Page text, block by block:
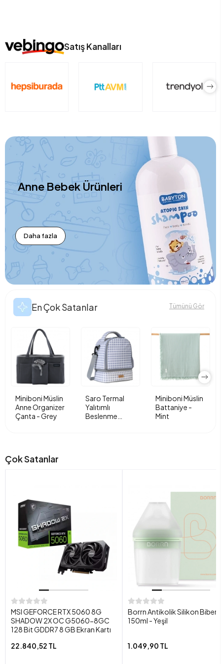
Satış Kanalları
Anne Bebek Ürünleri
Daha fazla
En Çok Satanlar Tümünü Gör
Miniboni Müslin
Anne Organizer
Çanta - Grey
Saro Termal
Yalıtımlı
Beslenme
Miniboni Müslin
Battaniye -
Mint
Çok Satanlar
MSI GEFORCE RTX 5060 8G
SHADOW 2X OC G5060-8GC
128 Bit GDDR7 8 GB Ekran Kartı
22.840,52 TL
Borrn Antikolik Silikon
150ml - Yeşil
1.049,90 TL